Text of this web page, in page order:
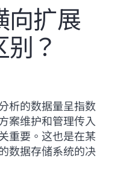
向扩展
？
析的数据量呈指数
案维护和管理传入
重要。这也是在某
数据存储系统的决